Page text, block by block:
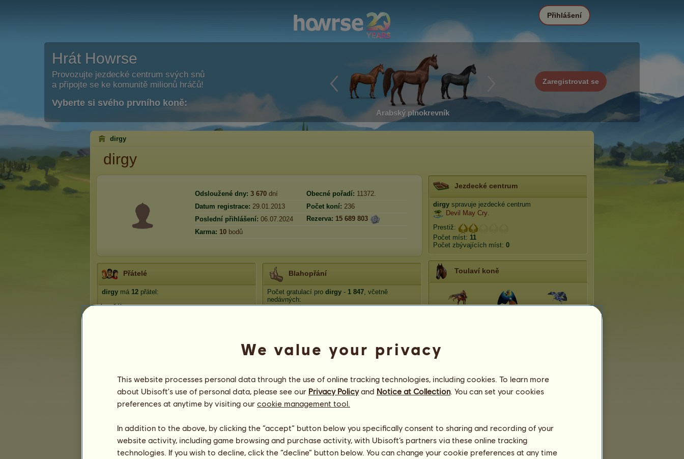
Hrát Howrse
Provozujte jezdecké centrum svých snů
a připojte se ke komunitě milionů hráčů!
Vyberte si svého prvního koně:
Arabský plnokrevník
Zaregistrovat se
Přihlášení
dirgy
dirgy
Odsloužené dny: 3 670 dní Obecné pořadí: 11372.
Datum registrace: 29.01.2013 Počet koní: 236
Poslední přihlášení: 06.07.2024 Rezerva: 15 689 803
Karma: 10 bodů
Přátelé
dirgy má 12 přátel:
lovečák
Blahopřání
Počet gratulací pro dirgy - 1 847, včetně
nedávných:
Harea
před 145 dní
Trofeje
0 5 21 74
Jezdecké centrum
dirgy spravuje jezdecké centrum
Devil May Cry.
Prestiž:
Počet míst: 11
Počet zbývajících míst: 0
Toulaví koně
Momotus Greta oto
We value your privacy
This website processes personal data through the use of online tracking technologies, including cookies. To learn more
about Ubisoft's use of personal data, please see our Privacy Policyand Notice at Collection. You can set your cookies
preferences at anytime by visiting our cookie management tool.
In addition to the above, by clicking the “accept” button below you specifically consent to sharing and recording of your
website activity, including game browsing and purchase activity, with Ubisoft’s partners via these online tracking
technologies. If you wish to decline, click the “decline” button below. You can change your cookie preferences at any time